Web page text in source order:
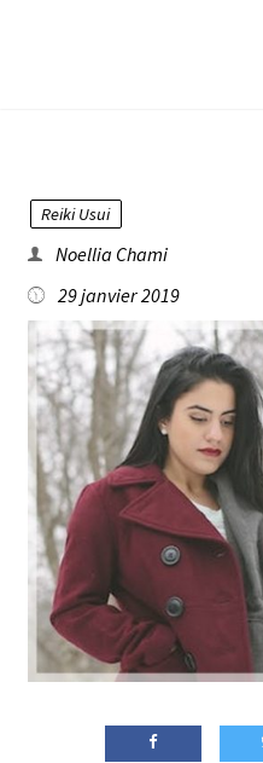
Reiki Usui
Noellia Chami
29 janvier 2019